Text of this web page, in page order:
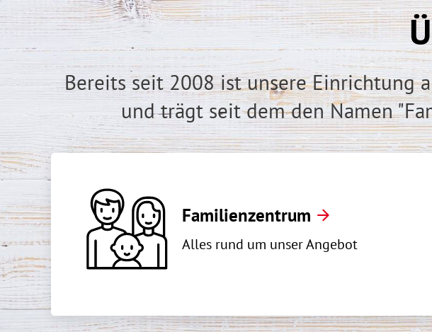
Bereits seit 2008 ist unsere Einrichtung
und trägt seit dem den Namen
Familienzentrum
Alles rund um unser Angebot